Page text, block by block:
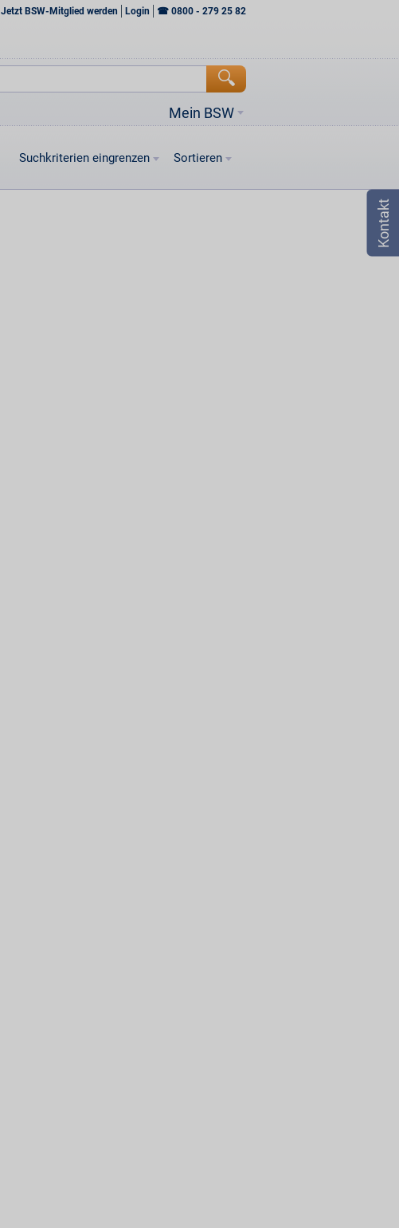
Jetzt BSW-Mitglied werden Login ☎ 0800 - 279 25 82
Mein BSW
Suchkriterien eingrenzen Sortieren